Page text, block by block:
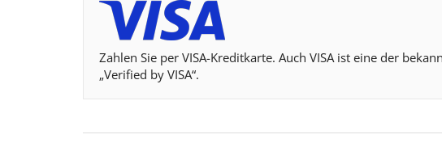
Zahlen Sie per VISA-Kreditkarte. Auch VISA ist eine der
„Verified by VISA“.